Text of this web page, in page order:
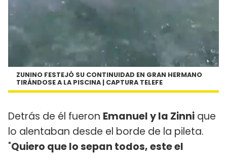
ZUNINO FESTEJÓ SU CONTINUIDAD EN GRAN HERMANO
TIRÁNDOSE A LA PISCINA | CAPTURA TELEFE
Detrás de él fueron Emanuel y la Zinni que
lo alentaban desde el borde de la pileta.
"Quiero que lo sepan todos, este el